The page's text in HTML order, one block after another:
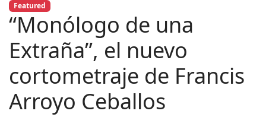
Featured
“Monólogo de una
Extraña”, el nuevo
cortometraje de Francis
Arroyo Ceballos